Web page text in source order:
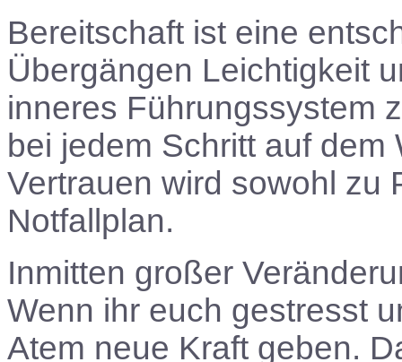
Bereitschaft ist eine
Übergängen Leichtigkeit
inneres Führungssystem
bei jedem Schritt auf
Vertrauen wird sowohl zu
Notfallplan.
Inmitten großer
Wenn ihr euch gestresst
Atem neue Kraft geben.